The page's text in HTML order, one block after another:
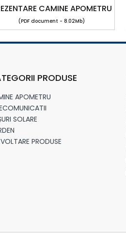
CAMINE APOMETRU
(PDF document - 8.02Mb)
PRODUSE
APOMETRU
SOLARE
PRODUSE